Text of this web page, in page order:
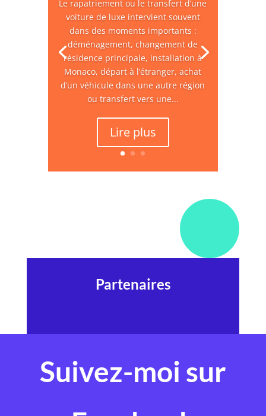
Le rapatriement ou le transfert d’une
voiture de luxe intervient souvent
dans des moments importants :
déménagement, changement de
résidence principale, installation à
Monaco, départ à l’étranger, achat
d’un véhicule dans une autre région
ou transfert vers une...
Lire plus
Partenaires
Suivez-moi sur